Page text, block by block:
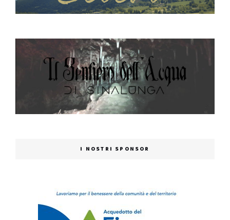
I NOSTRI SPONSOR